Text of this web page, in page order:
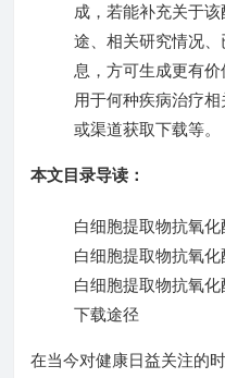
成，若能补充关于
途、相关研究情况
息，方可生成更有
用于何种疾病治疗
或渠道获取下载等。
本文目录导读：
白细胞提取物抗氧化
白细胞提取物抗氧
白细胞提取物抗氧
下载途径
在当今对健康日益关注的